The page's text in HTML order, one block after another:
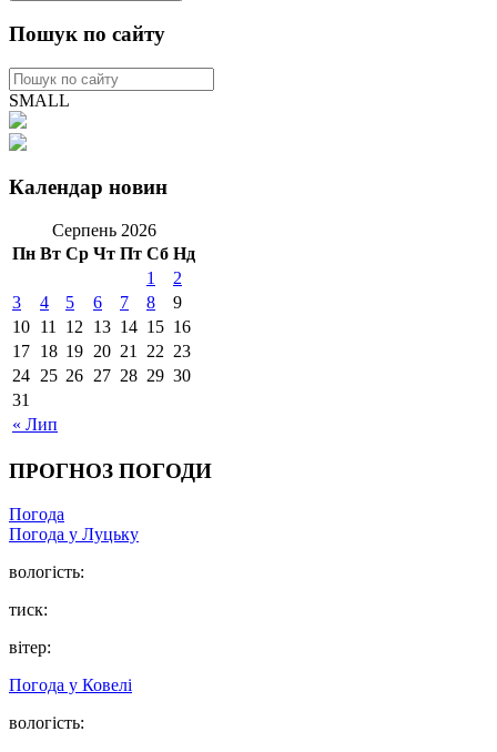
Пошук по сайту
SMALL
Календар новин
Серпень 2026
Пн Вт Ср Чт Пт Сб Нд
« Лип
1
2
3
4 5 6 7 8
9
10 11 12 13 14 15 16
17 18 19 20 21 22 23
24 25 26 27 28 29 30
31
ПРОГНОЗ ПОГОДИ
Погода
Погода у Луцьку
вологість:
тиск:
вітер:
Погода у Ковелі
вологість: